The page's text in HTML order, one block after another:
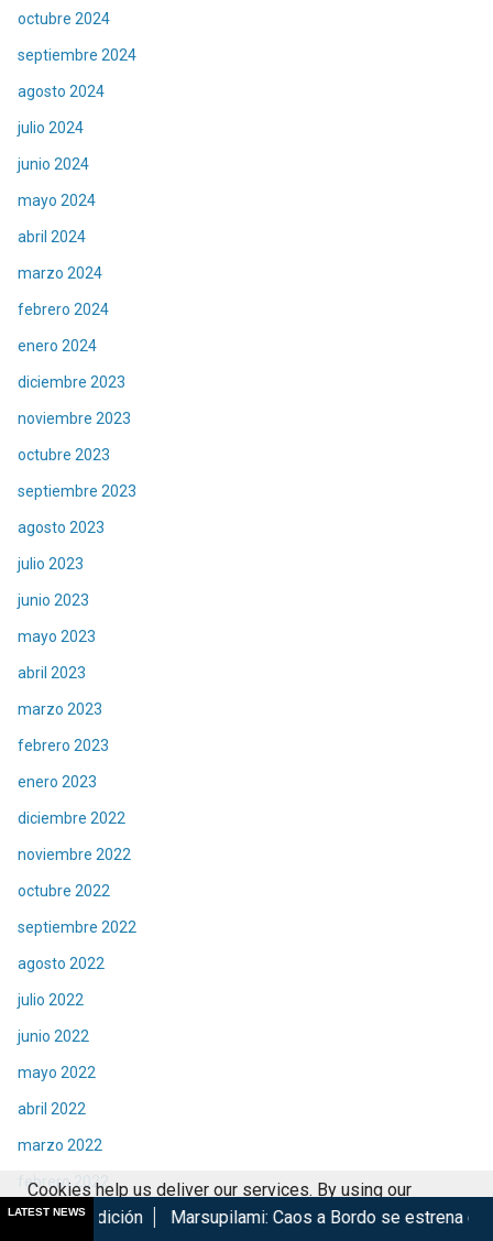
octubre 2024
septiembre 2024
agosto 2024
julio 2024
junio 2024
mayo 2024
abril 2024
marzo 2024
febrero 2024
enero 2024
diciembre 2023
noviembre 2023
octubre 2023
septiembre 2023
agosto 2023
julio 2023
junio 2023
mayo 2023
abril 2023
marzo 2023
febrero 2023
enero 2023
diciembre 2022
noviembre 2022
octubre 2022
septiembre 2022
agosto 2022
julio 2022
junio 2022
mayo 2022
abril 2022
marzo 2022
febrero 2022
enero 2022
LATEST NEWS
Marsupilami: Caos a Bordo se estrena en Cinépolis
Cookies help us deliver our services. By using our
services, you agree to our use of cookies.
Got it